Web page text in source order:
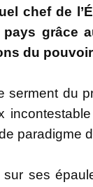
chef de
grâce
du
serment du
paradigme
ses